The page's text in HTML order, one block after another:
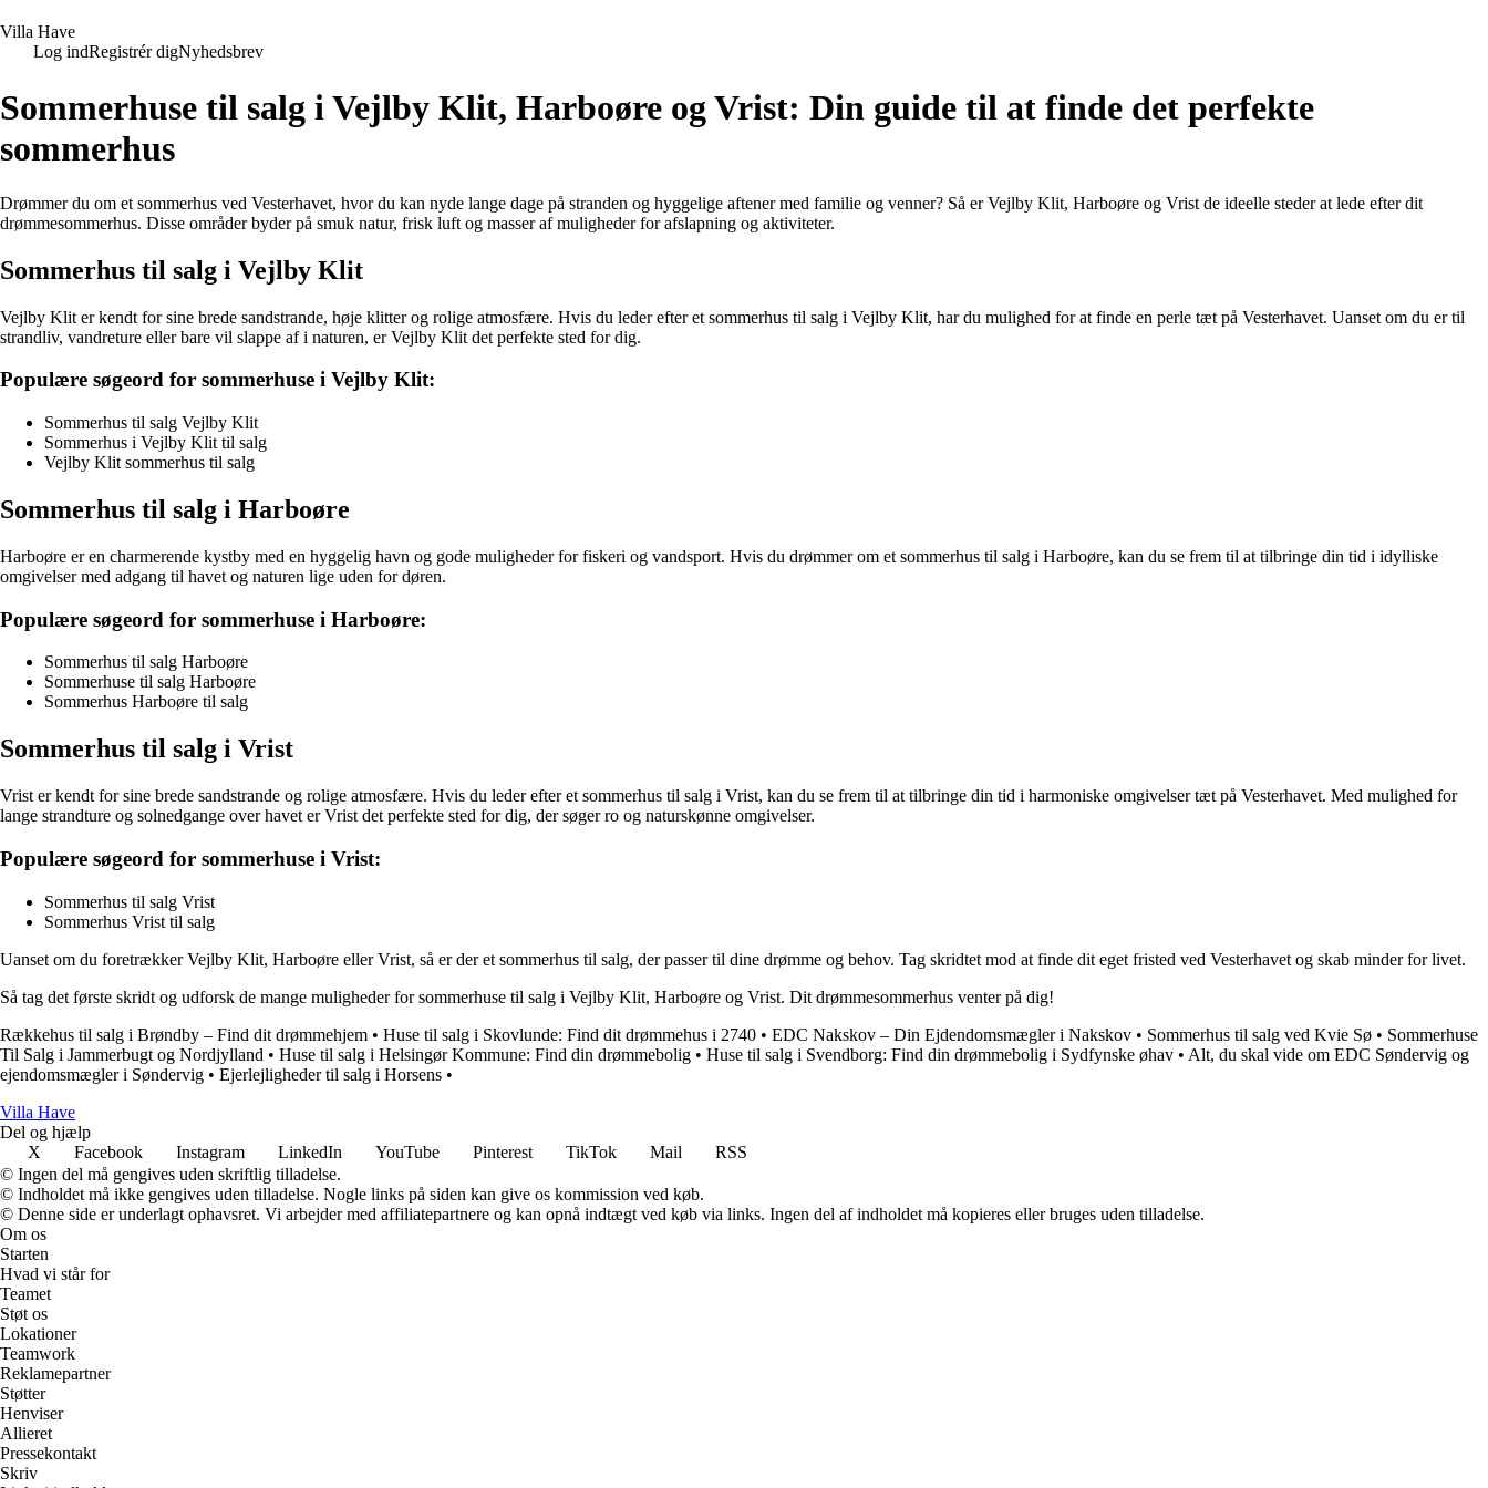
Villa Have
Log indRegistrér digNyhedsbrev
Sommerhuse til salg i Vejlby Klit, Harboøre og Vrist: Din guide til at finde det perfekte
sommerhus
Drømmer du om et sommerhus ved Vesterhavet, hvor du kan nyde lange dage på stranden og hyggelige aftener med familie og venner? Så er Vejlby Klit, Harboøre og Vrist de ideelle steder at lede efter dit
drømmesommerhus. Disse områder byder på smuk natur, frisk luft og masser af muligheder for afslapning og aktiviteter.
Sommerhus til salg i Vejlby Klit
Vejlby Klit er kendt for sine brede sandstrande, høje klitter og rolige atmosfære. Hvis du leder efter et sommerhus til salg i Vejlby Klit, har du mulighed for at finde en perle tæt på Vesterhavet. Uanset om du er til
strandliv, vandreture eller bare vil slappe af i naturen, er Vejlby Klit det perfekte sted for dig.
Populære søgeord for sommerhuse i Vejlby Klit:
Sommerhus til salg Vejlby Klit
Sommerhus i Vejlby Klit til salg
Vejlby Klit sommerhus til salg
Sommerhus til salg i Harboøre
Harboøre er en charmerende kystby med en hyggelig havn og gode muligheder for fiskeri og vandsport. Hvis du drømmer om et sommerhus til salg i Harboøre, kan du se frem til at tilbringe din tid i idylliske
omgivelser med adgang til havet og naturen lige uden for døren.
Populære søgeord for sommerhuse i Harboøre:
Sommerhus til salg Harboøre
Sommerhuse til salg Harboøre
Sommerhus Harboøre til salg
Sommerhus til salg i Vrist
Vrist er kendt for sine brede sandstrande og rolige atmosfære. Hvis du leder efter et sommerhus til salg i Vrist, kan du se frem til at tilbringe din tid i harmoniske omgivelser tæt på Vesterhavet. Med mulighed for
lange strandture og solnedgange over havet er Vrist det perfekte sted for dig, der søger ro og naturskønne omgivelser.
Populære søgeord for sommerhuse i Vrist:
Sommerhus til salg Vrist
Sommerhus Vrist til salg
Uanset om du foretrækker Vejlby Klit, Harboøre eller Vrist, så er der et sommerhus til salg, der passer til dine drømme og behov. Tag skridtet mod at finde dit eget fristed ved Vesterhavet og skab minder for livet.
Så tag det første skridt og udforsk de mange muligheder for sommerhuse til salg i Vejlby Klit, Harboøre og Vrist. Dit drømmesommerhus venter på dig!
Rækkehus til salg i Brøndby – Find dit drømmehjem • Huse til salg i Skovlunde: Find dit drømmehus i 2740 • EDC Nakskov – Din Ejdendomsmægler i Nakskov • Sommerhus til salg ved Kvie Sø • Sommerhuse
Til Salg i Jammerbugt og Nordjylland • Huse til salg i Helsingør Kommune: Find din drømmebolig • Huse til salg i Svendborg: Find din drømmebolig i Sydfynske øhav • Alt, du skal vide om EDC Søndervig og
ejendomsmægler i Søndervig • Ejerlejligheder til salg i Horsens •
Villa Have
Del og hjælp
X
Facebook Instagram LinkedIn YouTube Pinterest TikTok Mail
RSS
© Ingen del må gengives uden skriftlig tilladelse.
© Indholdet må ikke gengives uden tilladelse. Nogle links på siden kan give os kommission ved køb.
© Denne side er underlagt ophavsret. Vi arbejder med affiliatepartnere og kan opnå indtægt ved køb via links. Ingen del af indholdet må kopieres eller bruges uden tilladelse.
Om os
Starten
Hvad vi står for
Teamet
Støt os
Lokationer
Teamwork
Reklamepartner
Støtter
Henviser
Allieret
Pressekontakt
Skriv